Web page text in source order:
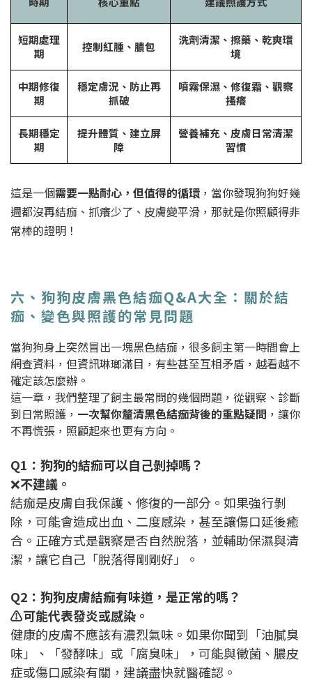
短期處理
期
控制紅腫、膿包
洗劑清潔、擦藥、乾爽環
境
中期修復
期
穩定膚況、防止再
抓破
噴霧保濕、修復霜、觀察
搔癢
長期穩定
期
提升體質、建立屏
障
營養補充、皮膚日常清潔
習慣
這是一個需要一點耐心，但值得的循環 ，當你發現狗狗好幾
週都沒再結痂、抓癢少了、皮膚變平滑，那就是你照顧得非
常棒的證明！
六、狗狗皮膚黑色結痂Q&A大全：關於結
痂、變色與照護的常見問題
當狗狗身上突然冒出一塊黑色結痂，很多飼主第一時間會上
網查資料，但資訊琳瑯滿目，有些甚至互相矛盾，越看越不
確定該怎麼辦。
這一章，我們整理了飼主最常問的幾個問題，從觀察、診斷
到日常照護， 一次幫你釐清黑色結痂背後的重點疑問 ，讓你
不再慌張，照顧起來也更有方向。
Q1：狗狗的結痂可以自己剝掉嗎？
❌不建議。
結痂是皮膚自我保護、修復的一部分。如果強行剝
除，可能會造成出血、二度感染，甚至讓傷口延後癒
合。正確方式是觀察是否自然脫落，並輔助保濕與清
潔，讓它自己「脫落得剛剛好」。
Q2：狗狗皮膚結痂有味道，是正常的嗎？
⚠️可能代表發炎或感染。
健康的皮膚不應該有濃烈氣味。如果你聞到「油膩臭
味」、「發酵味」或「腐臭味」，可能與黴菌、膿皮
症或傷口感染有關，建議盡快就醫確認。